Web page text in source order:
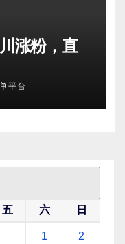
涨粉，直
平台
五 六 日
1 2